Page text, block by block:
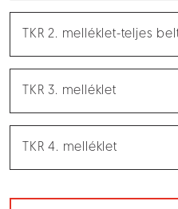
TKR 2. melléklet-teljes
TKR 3. melléklet
TKR 4. melléklet